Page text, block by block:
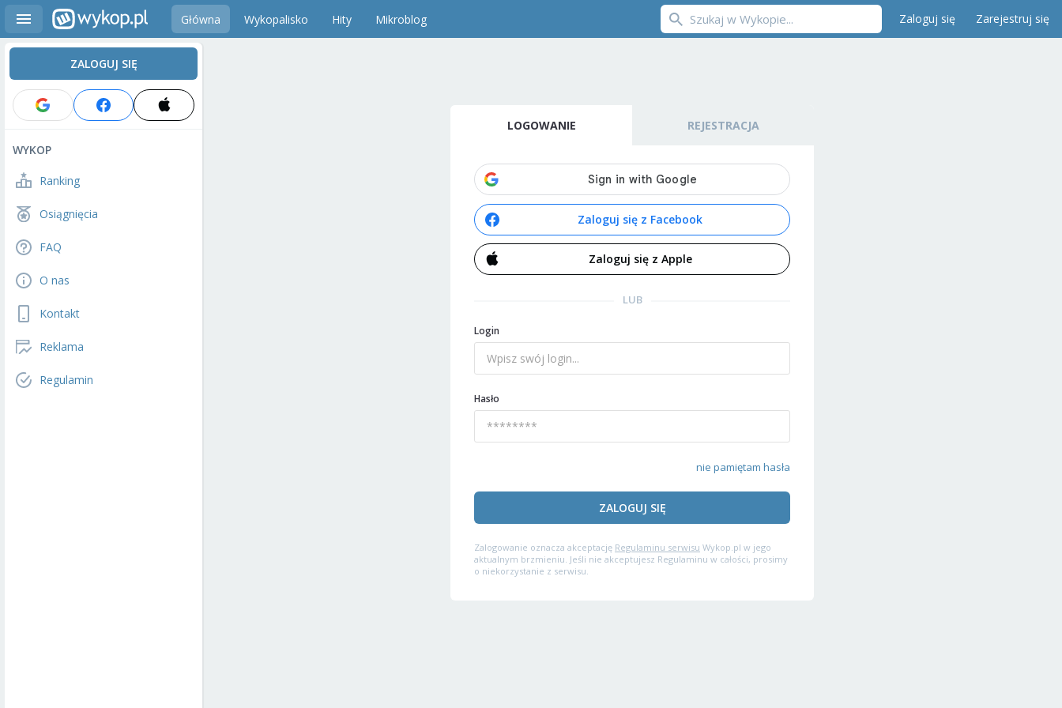
Główna Wykopalisko Hity Mikroblog Zaloguj się Zarejestruj się
ZALOGUJ SIĘ
WYKOP
Ranking
Osiągnięcia
FAQ
O nas
Kontakt
Reklama
Regulamin
LOGOWANIE REJESTRACJA
Zaloguj się z Facebook
Zaloguj się z Apple
LUB
Login
Hasło
nie pamiętam hasła
ZALOGUJ SIĘ
Zalogowanie oznacza akceptację Regulaminu serwisu Wykop.pl w jego
aktualnym brzmieniu. Jeśli nie akceptujesz Regulaminu w całości, prosimy
o niekorzystanie z serwisu.